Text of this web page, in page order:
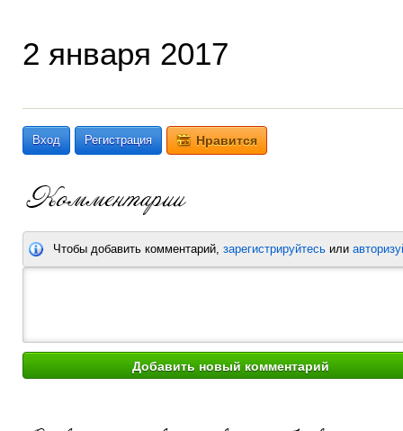
2 января 2017
Вход Регистрация Нравится
Чтобы добавить комментарий, зарегистрируйтесь или